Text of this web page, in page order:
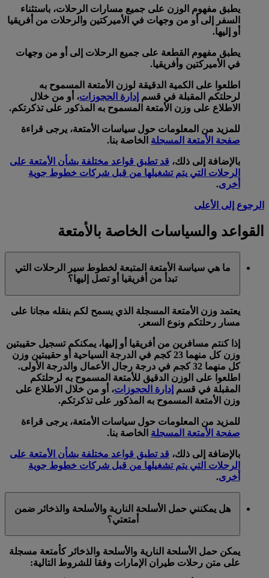
يطبق مفهوم الوزن على جميع مسارات الرحلات، باستثناء
السفر إلى أو من وجهات في الأميركتين والرحلات من أفريقيا
أو إليها.
يطبق مفهوم القطعة على جميع الرحلات إلى أو من وجهات
في الأميركتين وأفريقيا.
اطلعوا على الكمية الدقيقة لوزن الأمتعة المسموح به
لرحلتكم المقبلة في قسم إدارة الحجوزات، أو من خلال
الاطلاع على وزن الأمتعة المسموح به المذكور على تذكرتكم.
للمزيد من المعلومات حول سياسات الأمتعة، يرجى قراءة
صفحة الأمتعة المسجلة الخاصة بنا.
بالإضافة إلى ذلك، قد تطبق قواعد مختلفة بشأن الأمتعة على
الرحلات التي يتم تشغيلها من قبل شركات خطوط جوية
أخرى.
الرجوع إلى الأعلى
القواعد والسياسات الخاصة بالأمتعة
ما هي سياسة الأمتعة المتبعة لخطوط سير الرحلات التي
تبدأ من أفريقيا أو تصل إليها؟
يعتمد وزن الأمتعة المسجلة الذي يسمح لكم بنقله مجانا على
مسار رحلتكم ونوع السعر.
إذا كنتم مسافرين من أفريقيا أو إليها، يمكنكم تسجيل حقيبتين
وزن كل منهما 23 كجم في الدرجة السياحية أو حقيبتين وزن
كل منهما 32 كجم في درجة رجال الأعمال والدرجة الأولى.
اطلعوا على الوزن الدقيق للأمتعة المسموح به لرحلتكم
المقبلة في قسم إدارة الحجوزات، أو من خلال الاطلاع على
وزن الأمتعة المسموح به المذكور على تذكرتكم.
للمزيد من المعلومات حول سياسات الأمتعة، يرجى قراءة
صفحة الأمتعة المسجلة الخاصة بنا.
بالإضافة إلى ذلك، قد تطبق قواعد مختلفة بشأن الأمتعة على
الرحلات التي يتم تشغيلها من قبل شركات خطوط جوية
أخرى.
هل يمكنني حمل الأسلحة النارية والأسلحة والذخائر ضمن
أمتعتي؟
يمكن حمل الأسلحة النارية والأسلحة والذخائر كأمتعة مسجلة
على متن رحلات طيران الإمارات وفقا للشروط التالية: